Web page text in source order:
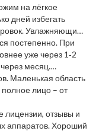
на лёгкое
дней избегать
Увлажняющий
ускорит
постепенно. При
уже через 1‑2
месяц.
не сформируется
Маленькая область
полное лицо – от
лицензии, отзывы и
аппаратов. Хороший